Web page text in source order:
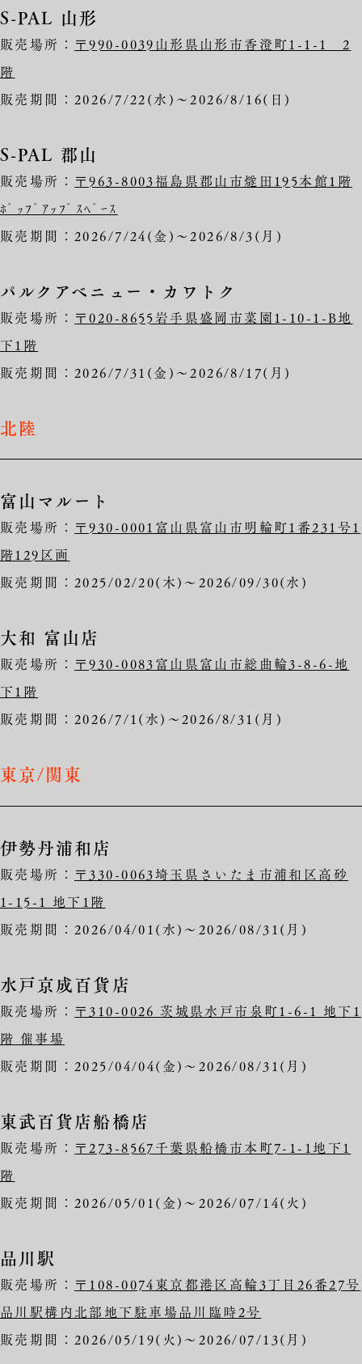
S-PAL 山形
販売場所： 〒990-0039山形県山形市香澄町1-1-1 2
階
販売期間：2026/7/22(水)～2026/8/16(日)
S-PAL 郡山
販売場所： 〒963-8003福島県郡山市燧田195本館1階
ﾎﾟｯﾌﾟｱｯﾌﾟｽﾍﾟｰｽ
販売期間：2026/7/24(金)～2026/8/3(月)
パルクアベニュー・カワトク
販売場所： 〒020-8655岩手県盛岡市菜園1-10-1-B地
下1階
販売期間：2026/7/31(金)～2026/8/17(月)
北陸
富山マルート
販売場所： 〒930-0001富山県富山市明輪町1番231号1
階129区画
販売期間：2025/02/20(木)～2026/09/30(水)
大和 富山店
販売場所： 〒930-0083富山県富山市総曲輪3-8-6-地
下1階
販売期間：2026/7/1(水)～2026/8/31(月)
東京/関東
伊勢丹浦和店
販売場所： 〒330-0063埼玉県さいたま市浦和区高砂
1-15-1 地下1階
販売期間：2026/04/01(水)～2026/08/31(月)
水戸京成百貨店
販売場所： 〒310-0026 茨城県水戸市泉町1-6-1 地下1
階 催事場
販売期間：2025/04/04(金)～2026/08/31(月)
東武百貨店船橋店
販売場所： 〒273-8567千葉県船橋市本町7-1-1地下1
階
販売期間：2026/05/01(金)～2026/07/14(火)
品川駅
販売場所： 〒108-0074東京都港区高輪3丁目26番27号
品川駅構内北部地下駐車場品川臨時2号
販売期間：2026/05/19(火)～2026/07/13(月)